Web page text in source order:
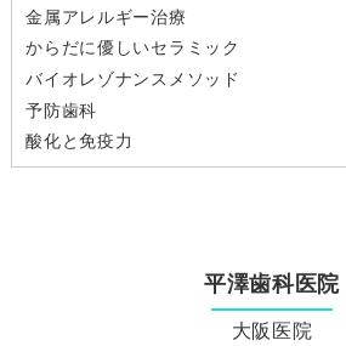
金属アレルギー治療
からだに優しいセラミック
バイオレゾナンスメソッド
予防歯科
酸化と免疫力
平澤歯科医院
大阪医院